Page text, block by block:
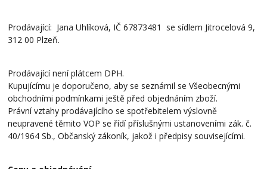
Prodávající: Jana Uhlíková, IČ 67873481 se sídlem Jitrocelová 9,
312 00 Plzeň.
Prodávající není plátcem DPH.
Kupujícímu je doporučeno, aby se seznámil se Všeobecnými
obchodními podmínkami ještě před objednáním zboží.
Právní vztahy prodávajícího se spotřebitelem výslovně
neupravené těmito VOP se řídí příslušnými ustanoveními zák. č.
40/1964 Sb., Občanský zákoník, jakož i předpisy souvisejícími.